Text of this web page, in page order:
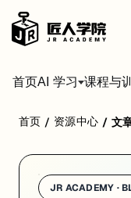
首页AI 学习 课程与
试问所有毕业生，最害怕什
大部分的澳洲毕业生在毕
住在墨尔本的 Liam，曾经
首页 / 资源中心 / 文
JR ACADEMY ·